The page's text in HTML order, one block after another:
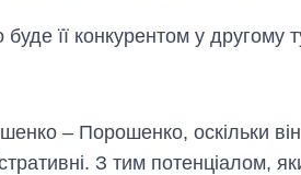
її конкурентом у другому
– Порошенко, оскільки
З тим потенціалом,